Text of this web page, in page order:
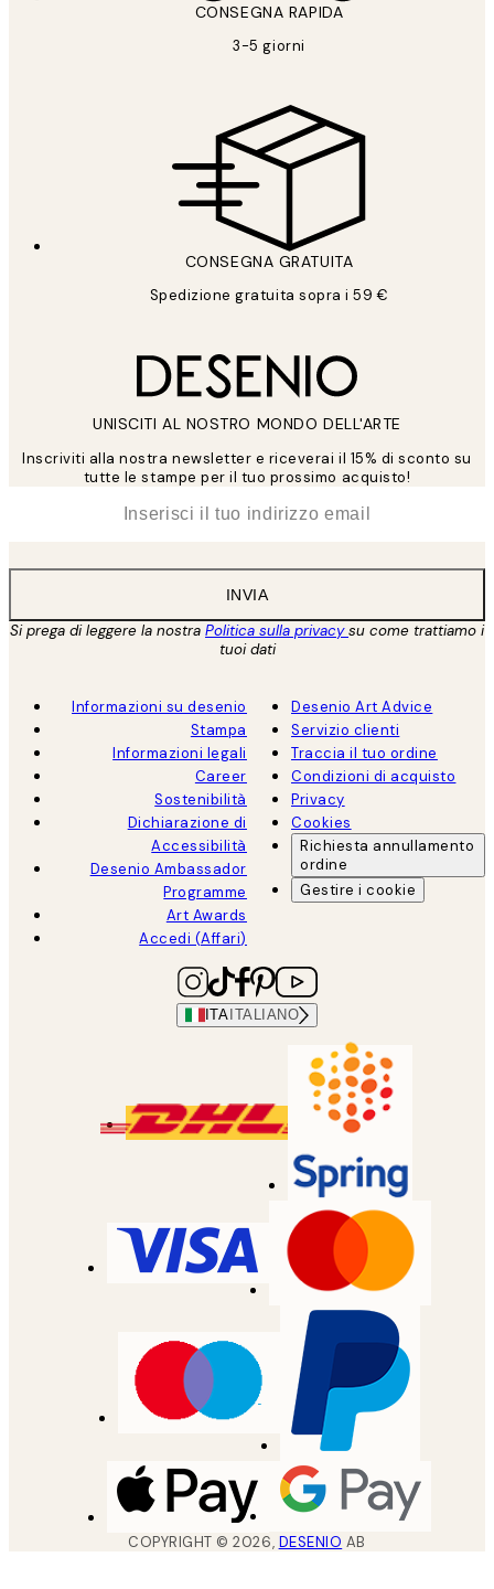
CONSEGNA RAPIDA
3-5 giorni
CONSEGNA GRATUITA
Spedizione gratuita sopra i 59 €
UNISCITI AL NOSTRO MONDO DELL'ARTE
Inscriviti alla nostra newsletter e riceverai il 15% di sconto su
tutte le stampe per il tuo prossimo acquisto!
INVIA
Si prega di leggere la nostra Politica sulla privacysu come trattiamo i
tuoi dati
Informazioni su desenio
Stampa
Informazioni legali
Career
Sostenibilità
Dichiarazione di
Accessibilità
Desenio Ambassador
Programme
Art Awards
Accedi (Affari)
Desenio Art Advice
Servizio clienti
Traccia il tuo ordine
Condizioni di acquisto
Privacy
Cookies
Richiesta annullamento
ordine
Gestire i cookie
ITA ITALIANO
COPYRIGHT ©2026, DESENIO AB